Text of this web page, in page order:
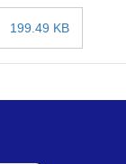
199.49 KB